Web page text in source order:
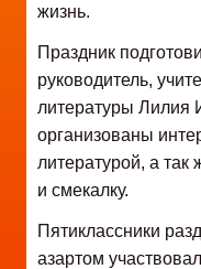
жизнь.
Праздник
руководитель,
литературы Лилия
организованы
литературой, а так
и смекалку.
Пятиклассники
азартом